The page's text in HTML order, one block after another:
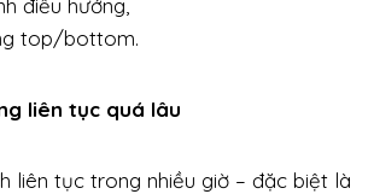
top/bottom.
liên tục quá lâu
liên tục trong nhiều giờ – đặc biệt là